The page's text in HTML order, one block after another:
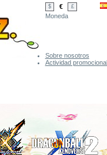
$ € £
Moneda
Sobre nosotros
Actividad promocional